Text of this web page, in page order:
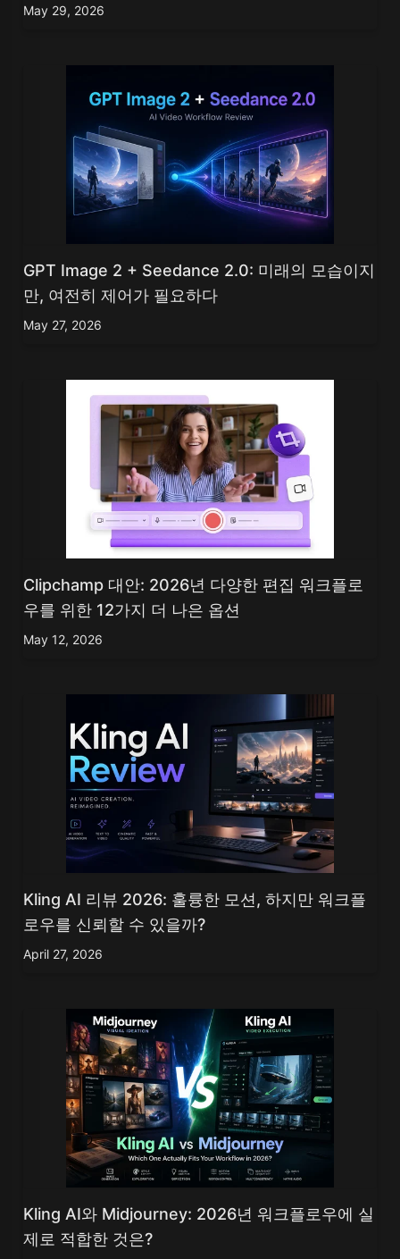
May 29, 2026
GPT Image 2 + Seedance 2.0: 미래의 모습이지
만, 여전히 제어가 필요하다
May 27, 2026
Clipchamp 대안: 2026년 다양한 편집 워크플로
우를 위한 12가지 더 나은 옵션
May 12, 2026
Kling AI 리뷰 2026: 훌륭한 모션, 하지만 워크플
로우를 신뢰할 수 있을까?
April 27, 2026
Kling AI와 Midjourney: 2026년 워크플로우에 실
제로 적합한 것은?